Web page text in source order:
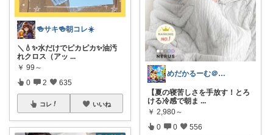
🍻サキ🍻朝コレ☀️
＼💧✨水だけでピカピカ✨油汚
れクロス（アッ ...
￥ 99～
0 2 635
コレ いいね
めだかるーむ＠ありがとうございます。
【夏の寝苦しさを手放す！とろ
ける冷感で朝ま ...
￥ 2,980～
0 0 556